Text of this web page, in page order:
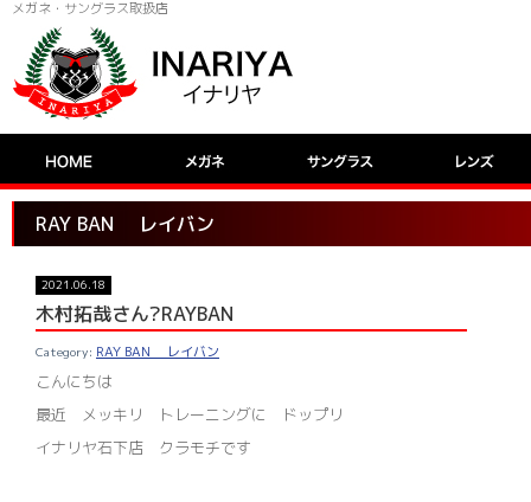
メガネ・サングラス取扱店
RAY BAN レイバン
2021.06.18
RAY BAN レイバン
木村拓哉さん?RAYBAN
こんにちは
最近 メッキリ トレーニングに ドップリ
イナリヤ石下店 クラモチです